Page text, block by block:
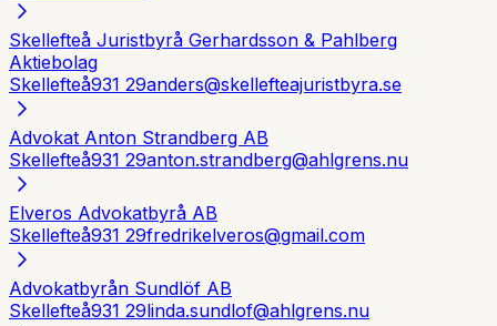
Skellefteå Juristbyrå Gerhardsson & Pahlberg
Aktiebolag
Skellefteå931 29anders@skellefteajuristbyra.se
Advokat Anton Strandberg AB
Skellefteå931 29anton.strandberg@ahlgrens.nu
Elveros Advokatbyrå AB
Skellefteå931 29fredrikelveros@gmail.com
Advokatbyrån Sundlöf AB
Skellefteå931 29linda.sundlof@ahlgrens.nu